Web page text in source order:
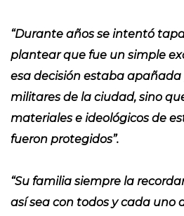
“Durante años se intentó
plantear que fue un simple
esa decisión estaba
militares de la ciudad, sino
materiales e ideológicos de
fueron protegidos”.
“Su familia siempre la
así sea con todos y cada uno